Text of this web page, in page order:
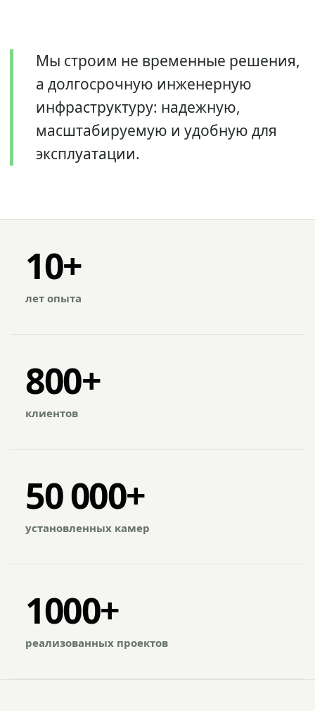
Мы строим не временные решения,
а долгосрочную инженерную
инфраструктуру: надежную,
масштабируемую и удобную для
эксплуатации.
10+
лет опыта
800+
клиентов
50 000+
установленных камер
1000+
реализованных проектов